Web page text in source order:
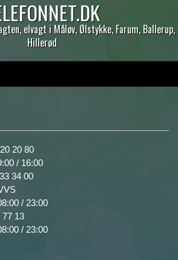
elvagt i Måløv, Ølstykke, Farum, Ballerup,
Hillerød
20 80
/ 16:00
34 00
/ 23:00
77 13
/ 23:00